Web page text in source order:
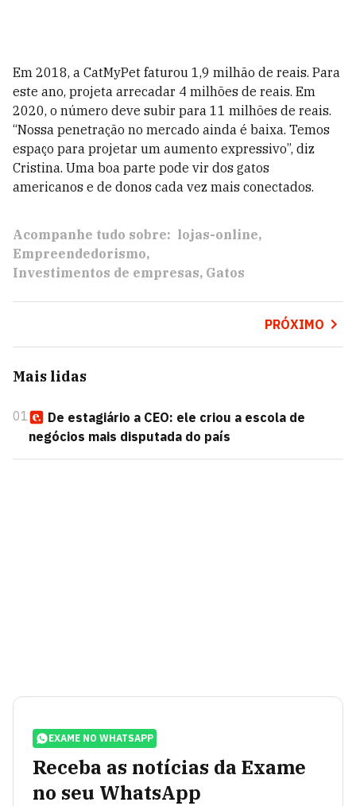
Em 2018, a CatMyPet faturou 1,9 milhão de reais. Para
este ano, projeta arrecadar 4 milhões de reais. Em
2020, o número deve subir para 11 milhões de reais.
“Nossa penetração no mercado ainda é baixa. Temos
espaço para projetar um aumento expressivo”, diz
Cristina. Uma boa parte pode vir dos gatos
americanos e de donos cada vez mais conectados.
Acompanhe tudo sobre: lojas-online
Empreendedorismo
Investimentos de empresas Gatos
PRÓXIMO
Mais lidas
01
De estagiário a CEO: ele criou a escola de
negócios mais disputada do país
EXAME NO WHATSAPP
Receba as notícias da Exame
no seu WhatsApp